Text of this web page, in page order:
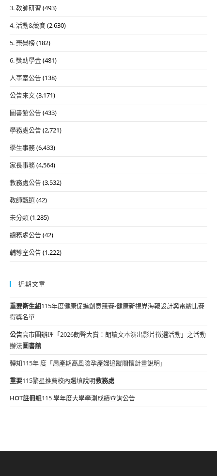
3. 教師研習 (493)
4. 活動&競賽(2,630)
5. 榮譽榜(182)
6. 獎助學金(481)
人事室公告(138)
公告來文(3,171)
圖書館公告(433)
學務處公告(2,721)
學生事務(6,433)
家長事務(4,564)
教務處公告(3,532)
教師甄選(42)
未分類(1,285)
總務處公告(42)
輔導室公告(1,222)
近期文章
重要衛生組115年度健康促進創意競賽-健康新視界海報設計與電繪比賽
得獎名單
公告高市圖辦理「2026朗聲大賞：朗讀文本演出影片徵選活動」之活動
辦法圖書館
轉知115年 度「周產期高風險孕產婦追蹤關懷計畫說明」
重要115繁星推薦校內選填說明教務處
HOT註冊組115 學年度大學學測成績查詢公告